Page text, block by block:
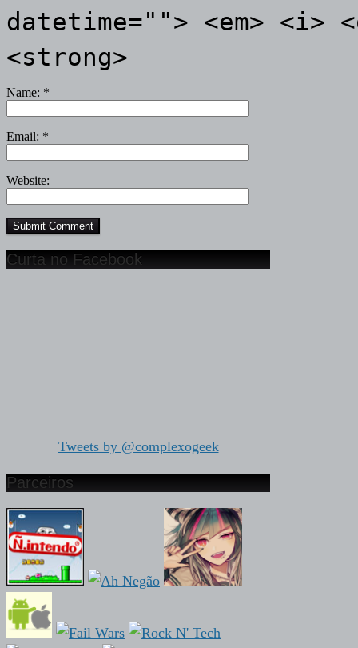
datetime=""> <em> <i>
<strong>
Name: *
Email: *
Website:
Curta no Facebook
Tweets by @complexogeek
Parceiros